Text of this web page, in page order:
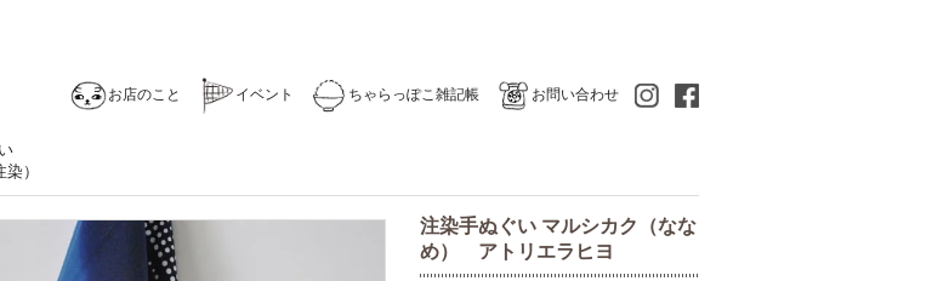
お店のこと イベント ちゃらっぽこ雑記帳 お問い合わせ
）
注染手ぬぐい マルシカク（なな
め） アトリエラヒヨ